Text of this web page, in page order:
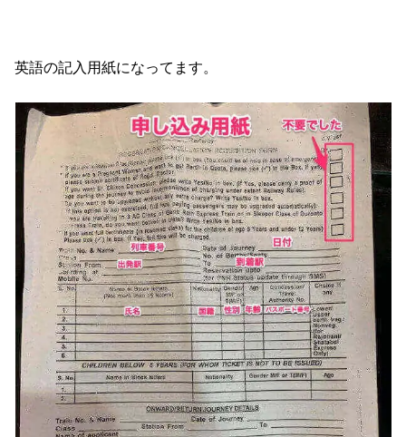
英語の記入用紙になってます。